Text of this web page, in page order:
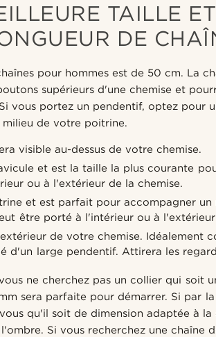
TAILLE
DE
pour hommes est de 50 cm. La
supérieurs d'une chemise et
vous portez un pendentif, optez pour
de votre poitrine.
visible au-dessus de votre chemise.
et est la taille la plus courante
ou à l'extérieur de la chemise.
et est parfait pour accompagner un
être porté à l'intérieur ou à
de votre chemise. Idéalement
d'un large pendentif. Attirera les
ne cherchez pas un collier qui soit
sera parfaite pour démarrer. Si par
qu'il soit de dimension adaptée à la
Si vous recherchez une chaîne